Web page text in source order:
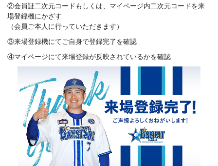
②会員証二次元コードもしくは、マイページ内二次元コードを来
場登録機にかざす
（会員ご本人に行っていただきます）
③来場登録機にてご自身で登録完了を確認
④マイページにて来場登録が反映されているかを確認